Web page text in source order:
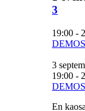
3
19:00 -
3
19:00 -
En